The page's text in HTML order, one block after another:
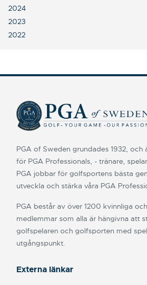
2024
2023
2022
PGA of Sweden grundades 1932, och
för PGA Professionals, - tränare,
PGA jobbar för golfsportens bästa
utveckla och stärka våra PGA
PGA består av över 1200 kvinnliga
medlemmar som alla är hängivna att
golfspelaren och golfsporten med
utgångspunkt.
Externa länkar